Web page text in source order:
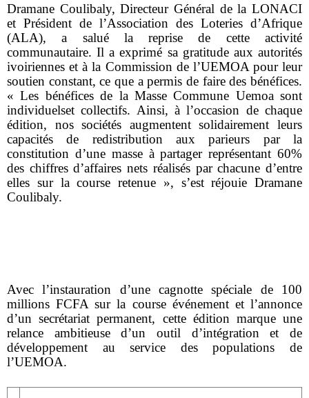
Dramane Coulibaly, Directeur Général de la LONACI
et Président de l’Association des Loteries d’Afrique
(ALA), a salué la reprise de cette activité
communautaire. Il a exprimé sa gratitude aux autorités
ivoiriennes et à la Commission de l’UEMOA pour leur
soutien constant, ce que a permis de faire des bénéfices.
«Les bénéfices de la Masse Commune Uemoa sont
individuelset collectifs. Ainsi, à l’occasion de chaque
édition, nos sociétés augmentent solidairement leurs
capacités de redistribution aux parieurs par la
constitution d’une masse à partager représentant 60%
des chiffres d’affaires nets réalisés par chacune d’entre
elles sur la course retenue », s’est réjouie Dramane
Coulibaly.
Avec l’instauration d’une cagnotte spéciale de 100
millions FCFA sur la course événement et l’annonce
d’un secrétariat permanent, cette édition marque une
relance ambitieuse d’un outil d’intégration et de
développement au service des populations de
l’UEMOA.